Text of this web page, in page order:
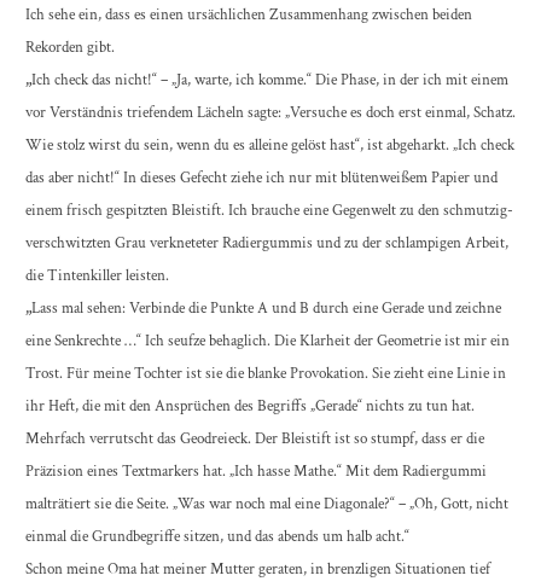
Ich sehe ein, dass es einen ursächlichen Zusammenhang zwischen beiden
Rekorden gibt.
„Ich check das nicht!“ – „Ja, warte, ich komme.“ Die Phase, in der ich mit einem
vor Verständnis triefendem Lächeln sagte: „Versuche es doch erst einmal, Schatz.
Wie stolz wirst du sein, wenn du es alleine gelöst hast“, ist abgeharkt. „Ich check
das aber nicht!“ In dieses Gefecht ziehe ich nur mit blütenweißem Papier und
einem frisch gespitzten Bleistift. Ich brauche eine Gegenwelt zu den schmutzig-
verschwitzten Grau verkneteter Radiergummis und zu der schlampigen Arbeit,
die Tintenkiller leisten.
„Lass mal sehen: Verbinde die Punkte A und B durch eine Gerade und zeichne
eine Senkrechte …“ Ich seufze behaglich. Die Klarheit der Geometrie ist mir ein
Trost. Für meine Tochter ist sie die blanke Provokation. Sie zieht eine Linie in
ihr Heft, die mit den Ansprüchen des Begriffs „Gerade“ nichts zu tun hat.
Mehrfach verrutscht das Geodreieck. Der Bleistift ist so stumpf, dass er die
Präzision eines Textmarkers hat. „Ich hasse Mathe.“ Mit dem Radiergummi
malträtiert sie die Seite. „Was war noch mal eine Diagonale?“ – „Oh, Gott, nicht
einmal die Grundbegriffe sitzen, und das abends um halb acht.“
Schon meine Oma hat meiner Mutter geraten, in brenzligen Situationen tief